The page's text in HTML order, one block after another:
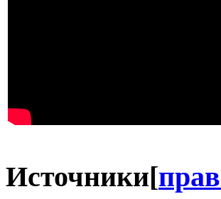
Источники[